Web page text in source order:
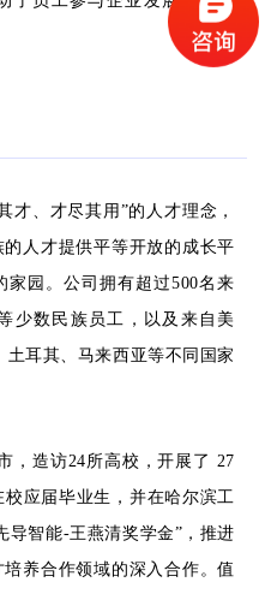
才、才尽其用”的人才理念，
人才提供平等开放的成长平
家园。公司拥有超过500名来
少数民族员工，以及来自美
土耳其、马来西亚等不同国家
，造访24所高校，开展了 27
应届毕业生，并在哈尔滨工
导智能-王燕清奖学金”，推进
养合作领域的深入合作。值